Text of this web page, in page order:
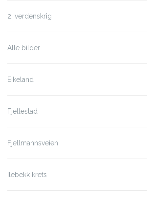
2. verdenskrig
Alle bilder
Eikeland
Fjellestad
Fjellmannsveien
Ilebekk krets